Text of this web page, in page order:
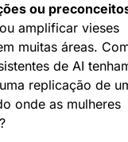
ou
amplificar vieses
muitas áreas.
de AI
replicação de
onde as mulheres